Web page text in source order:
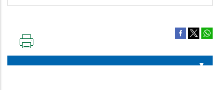
PÁGINA